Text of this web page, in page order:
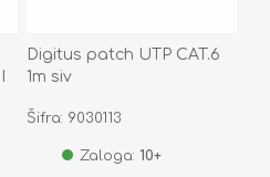
Digitus patch UTP CAT.6
1m siv
Šifra: 9030113
Zaloga: 10+